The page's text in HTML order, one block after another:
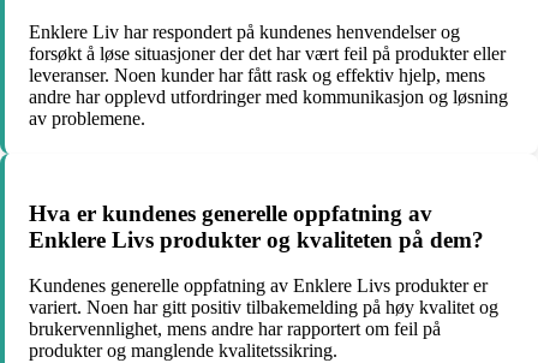
Enklere Liv har respondert på kundenes henvendelser og
forsøkt å løse situasjoner der det har vært feil på produkter eller
leveranser. Noen kunder har fått rask og effektiv hjelp, mens
andre har opplevd utfordringer med kommunikasjon og løsning
av problemene.
Hva er kundenes generelle oppfatning av
Enklere Livs produkter og kvaliteten på dem?
Kundenes generelle oppfatning av Enklere Livs produkter er
variert. Noen har gitt positiv tilbakemelding på høy kvalitet og
brukervennlighet, mens andre har rapportert om feil på
produkter og manglende kvalitetssikring.